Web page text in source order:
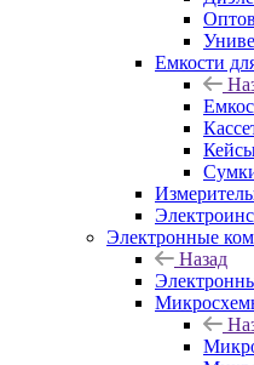
Емкости
Электронные
Назад